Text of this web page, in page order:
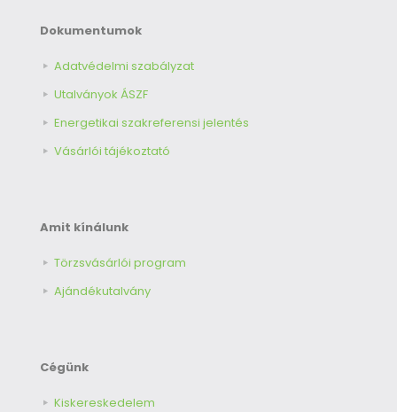
Dokumentumok
Adatvédelmi szabályzat
Utalványok ÁSZF
Energetikai szakreferensi jelentés
Vásárlói tájékoztató
Amit kínálunk
Törzsvásárlói program
Ajándékutalvány
Cégünk
Kiskereskedelem